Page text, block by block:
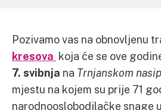
Pozivamo vas na obnovljenu
kresova koja će se ove
7. svibnja na Trnjanskom
mjestu na kojem su prije 71
narodnooslobodilačke snage